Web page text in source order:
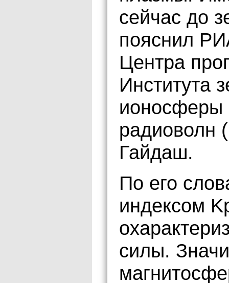
сейчас до
пояснил
Центра
Института
ионосферы
Гайдаш.
По его
индексом
силы.